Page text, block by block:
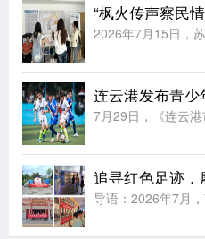
连云港发布青